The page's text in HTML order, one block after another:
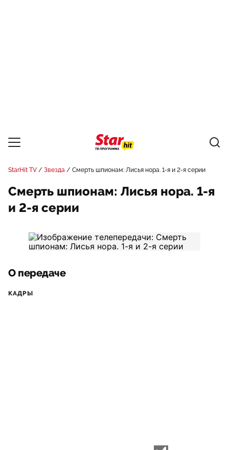
StarHit TV Звезда Смерть шпионам: Лисья нора. 1-я и 2-я серии
Смерть шпионам: Лисья нора. 1-я
и 2-я серии
О передаче
КАДРЫ